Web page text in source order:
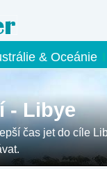
& Oceánie
- Libye
čas jet do cíle